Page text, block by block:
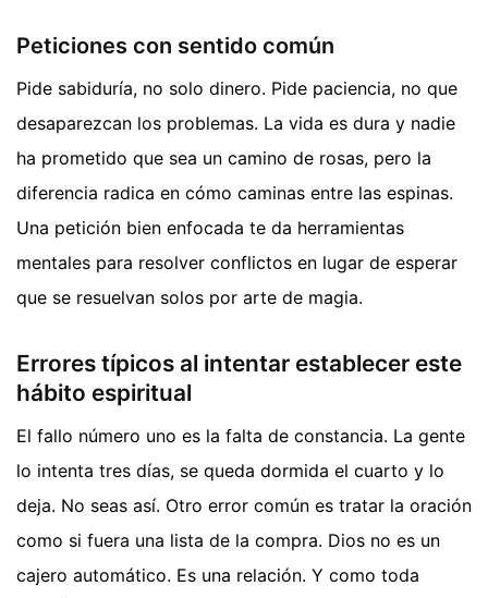
Peticiones con sentido común
Pide sabiduría, no solo dinero. Pide paciencia, no que
desaparezcan los problemas. La vida es dura y nadie
ha prometido que sea un camino de rosas, pero la
diferencia radica en cómo caminas entre las espinas.
Una petición bien enfocada te da herramientas
mentales para resolver conflictos en lugar de esperar
que se resuelvan solos por arte de magia.
Errores típicos al intentar establecer este
hábito espiritual
El fallo número uno es la falta de constancia. La gente
lo intenta tres días, se queda dormida el cuarto y lo
deja. No seas así. Otro error común es tratar la oración
como si fuera una lista de la compra. Dios no es un
cajero automático. Es una relación. Y como toda